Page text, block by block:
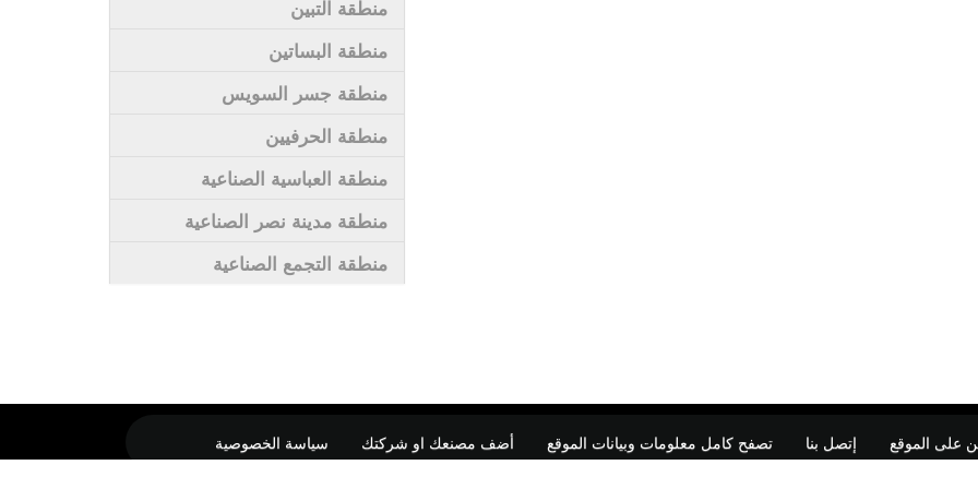
منطقة التبين
منطقة البساتين
منطقة جسر السويس
منطقة الحرفيين
منطقة العباسية الصناعية
منطقة مدينة نصر الصناعية
منطقة التجمع الصناعية
على الموقع إتصل بنا تصفح كامل معلومات وبيانات الموقع أضف مصنعك او شركتك سياسة الخصوصية